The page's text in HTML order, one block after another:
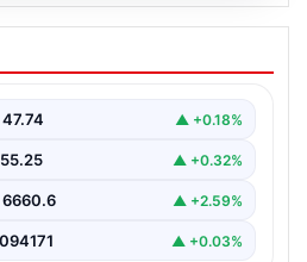
7 Nisan 2026: Altın
kadar oldu?
47.74 ▲ +0.18%
55.25 ▲ +0.32%
6660.6 ▲ +2.59%
▲ +0.03%